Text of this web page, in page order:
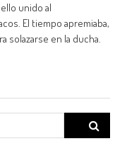
unido al
El tiempo apremiaba,
solazarse en la ducha.
Search
for: